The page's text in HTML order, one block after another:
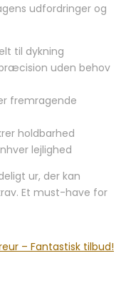
udfordringer og
til dykning
uden behov
fremragende
holdbarhed
lejlighed
ur, der kan
Et must-have for